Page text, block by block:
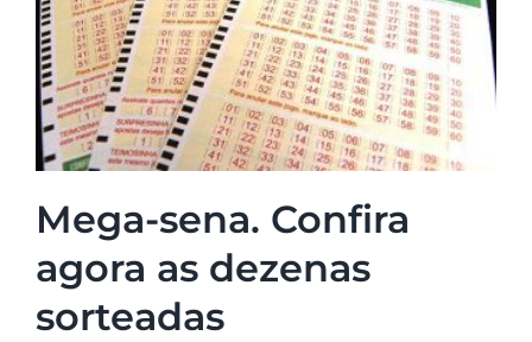
Mega-sena. Confira
agora as dezenas
sorteadas